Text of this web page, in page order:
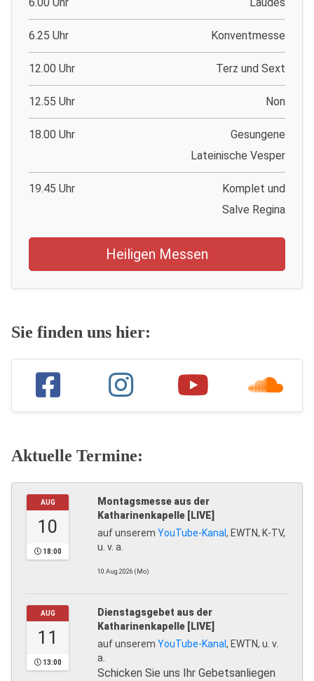
6.00 Uhr Laudes
6.25 Uhr Konventmesse
12.00 Uhr Terz und Sext
12.55 Uhr Non
18.00 Uhr
Gesungene
Lateinische Vesper
19.45 Uhr
Komplet und
Salve Regina
Heiligen Messen
Sie finden uns hier:
Aktuelle Termine:
AUG
10
18:00
Montagsmesse aus der
Katharinenkapelle [LIVE]
auf unserem YouTube-Kanal, EWTN, K-TV,
u. v. a.
10.Aug.2026 (Mo)
AUG
11
13:00
Dienstagsgebet aus der
Katharinenkapelle [LIVE]
auf unserem YouTube-Kanal, EWTN, u. v.
a.
Schicken Sie uns Ihr Gebetsanliegen